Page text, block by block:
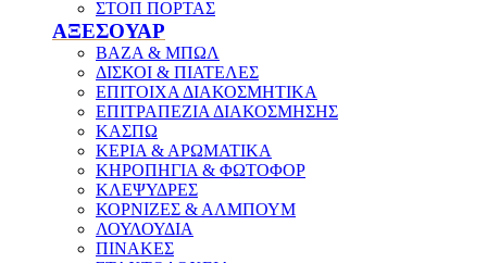
ΣΤΟΠ ΠΟΡΤΑΣ
ΑΞΕΣΟΥΑΡ
ΒΑΖΑ & ΜΠΩΛ
ΔΙΣΚΟΙ & ΠΙΑΤΕΛΕΣ
ΕΠΙΤΟΙΧΑ ΔΙΑΚΟΣΜΗΤΙΚΑ
ΕΠΙΤΡΑΠΕΖΙΑ ΔΙΑΚΟΣΜΗΣΗΣ
ΚΑΣΠΩ
ΚΕΡΙΑ & ΑΡΩΜΑΤΙΚΑ
ΚΗΡΟΠΗΓΙΑ & ΦΩΤΟΦΟΡ
ΚΛΕΨΥΔΡΕΣ
ΚΟΡΝΙΖΕΣ & ΑΛΜΠΟΥΜ
ΛΟΥΛΟΥΔΙΑ
ΠΙΝΑΚΕΣ